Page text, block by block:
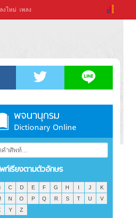
งใหม่ เพลง
พจนานุกรม
Dictionary Online
ท์เรียงตามตัวอักษร
C D E F G H I J
K
N O P Q R S T U
V
Y Z